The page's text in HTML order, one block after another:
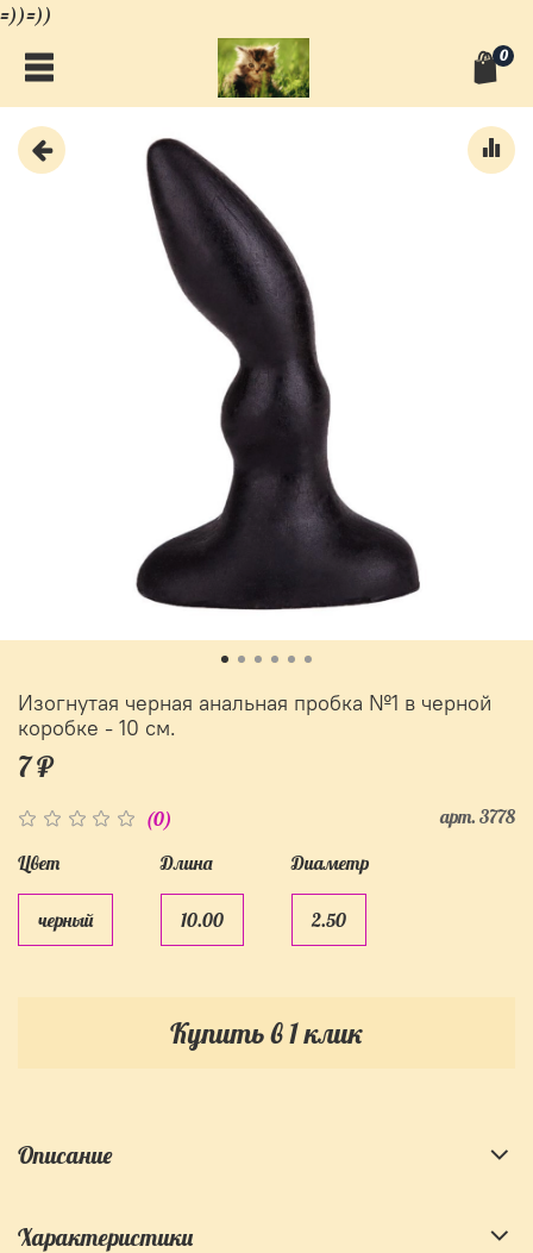
=))=))
0
(0) арт. 3778
Изогнутая черная анальная пробка №1 в черной
коробке - 10 см.
7 ₽
Купить в 1 клик
Цвет
черный
Длина
10.00
Диаметр
2.50
Описание
Характеристики